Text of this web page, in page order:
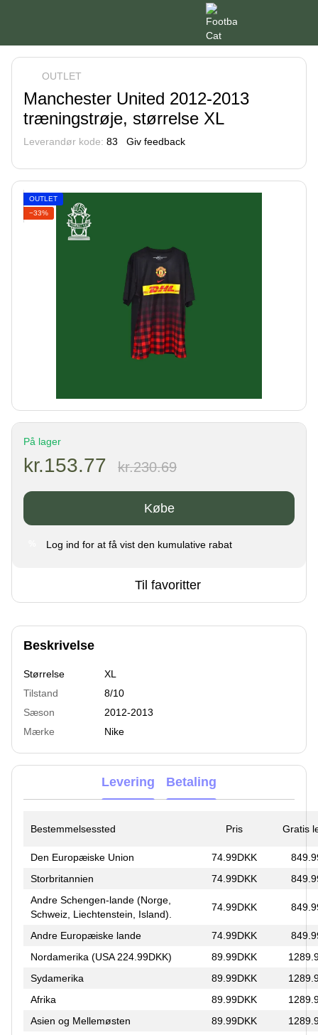
OUTLET
Manchester United 2012-2013
træningstrøje, størrelse XL
Leverandør kode: 83 Giv feedback
OUTLET
−33%
På lager
kr.153.77 kr.230.69
Købe
Log ind for at få vist den kumulative rabat
Til favoritter
Beskrivelse
Størrelse
XL
Tilstand
8/10
Sæson
2012-2013
Mærke
Nike
Levering Betaling
Bestemmelsessted Pris Gratis
Den Europæiske Union 74.99DKK
Storbritannien
74.99DKK
Andre Schengen-lande (Norge,
Schweiz, Liechtenstein, Island).
74.99DKK
Andre Europæiske lande 74.99DKK
Nordamerika (USA 224.99DKK)
89.99DKK
Sydamerika
89.99DKK
Afrika
89.99DKK
Asien og Mellemøsten
89.99DKK